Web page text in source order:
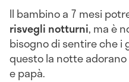
Il bambino a 7 mesi
risvegli notturni, ma è
bisogno di sentire che i
questo la notte
e papà.